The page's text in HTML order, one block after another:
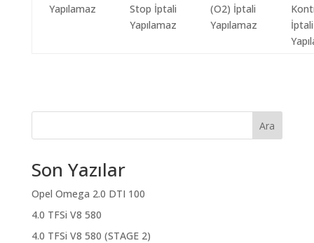
Yapılamaz
Stop İptali
Yapılamaz
(O2) İptali
Yapılamaz
İptali
Ara
Son Yazılar
Opel Omega 2.0 DTI 100
4.0 TFSi V8 580
4.0 TFSi V8 580 (STAGE 2)